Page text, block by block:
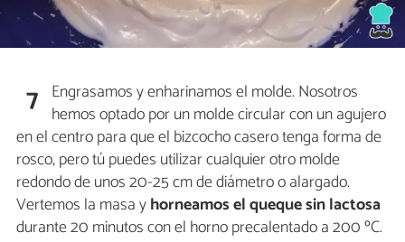
7 Engrasamos y enharinamos el molde. Nosotros
hemos optado por un molde circular con un agujero
en el centro para que el bizcocho casero tenga forma de
rosco, pero tú puedes utilizar cualquier otro molde
redondo de unos 20-25 cm de diámetro o alargado.
Vertemos la masa yhorneamos el queque sin lactosa
durante 20 minutos con el horno precalentado a 200 ºC.